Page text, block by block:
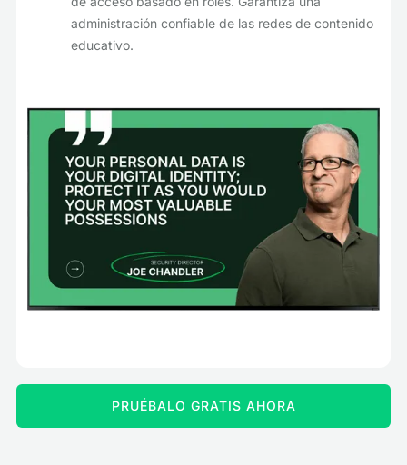
administración confiable de las redes de contenido
educativo.
PRUÉBALO GRATIS AHORA